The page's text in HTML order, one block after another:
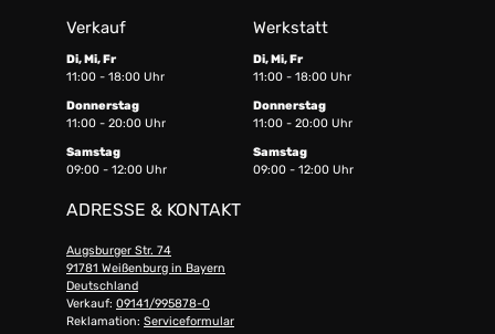
Verkauf Werkstatt
Di, Mi, Fr
11:00 - 18:00 Uhr
Di, Mi, Fr
11:00 - 18:00 Uhr
Donnerstag
11:00 - 20:00 Uhr
Donnerstag
11:00 - 20:00 Uhr
Samstag
09:00 - 12:00 Uhr
Samstag
09:00 - 12:00 Uhr
ADRESSE & KONTAKT
Augsburger Str. 74
91781 Weißenburg in Bayern
Deutschland
Verkauf: 09141/995878-0
Reklamation: Serviceformular